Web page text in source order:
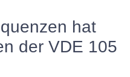
hat
der VDE 105